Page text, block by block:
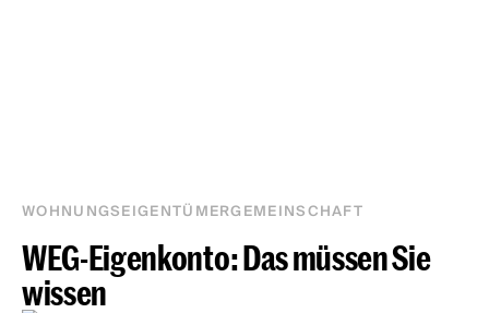
WOHNUNGSEIGENTÜMERGEMEINSCHAFT
WEG-Eigenkonto: Das müssen Sie
wissen